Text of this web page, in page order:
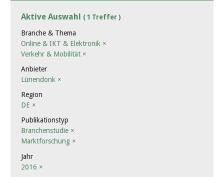
Aktive Auswahl ( 1 Treffer )
Branche & Thema
Online & IKT & Elektronik ×
Verkehr & Mobilität ×
Anbieter
Lünendonk ×
Region
DE ×
Publikationstyp
Branchenstudie ×
Marktforschung ×
Jahr
2016 ×